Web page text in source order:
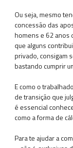
Ou seja, mesmo
concessão das
homens e 62 anos
que alguns
privado, consigam
bastando cumprir
E como o
de transição que
é essencial
como a forma de
Para te ajudar a